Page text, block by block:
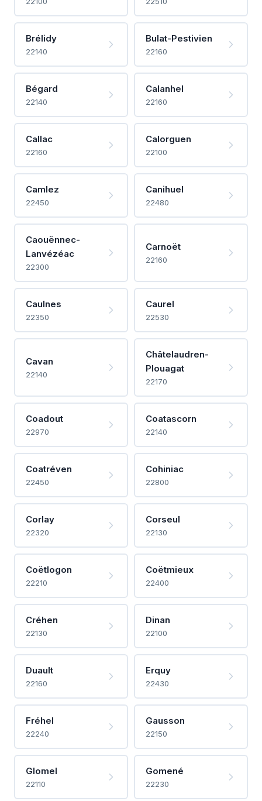
Brélidy
22140
Bulat-Pestivien
22160
Bégard
22140
Calanhel
22160
Callac
22160
Calorguen
22100
Camlez
22450
Canihuel
22480
Caouënnec-
Lanvézéac
22300
Carnoët
22160
Caulnes
22350
Caurel
22530
Cavan
22140
Châtelaudren-
Plouagat
22170
Coadout
22970
Coatascorn
22140
Coatréven
22450
Cohiniac
22800
Corlay
22320
Corseul
22130
Coëtlogon
22210
Coëtmieux
22400
Créhen
22130
Dinan
22100
Duault
22160
Erquy
22430
Fréhel
22240
Gausson
22150
Glomel
22110
Gomené
22230